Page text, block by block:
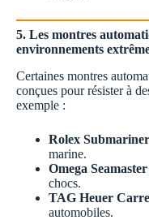
5. Les montres
environnements
Certaines montres
conçues pour résister à
exemple :
Rolex Submariner
marine.
Omega Seamaster
chocs.
TAG Heuer
automobiles.